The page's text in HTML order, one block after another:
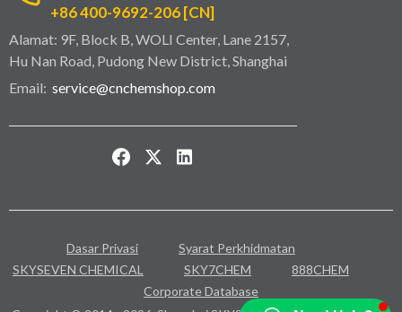
+86 400-9692-206 [CN]
Alamat: 9F, Block B, WOLI Center, Lane 2157,
Hu Nan Road, Pudong New District, Shanghai
Email: service@cnchemshop.com
Dasar Privasi
Syarat Perkhidmatan
SKYSEVEN CHEMICAL
SKY7CHEM
888CHEM
Corporate Database